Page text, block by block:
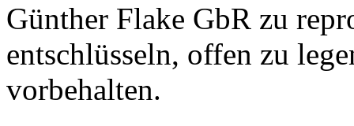
Günther Flake GbR zu
entschlüsseln, offen zu
vorbehalten.